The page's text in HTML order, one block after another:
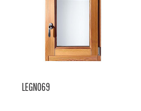
LEGNO69